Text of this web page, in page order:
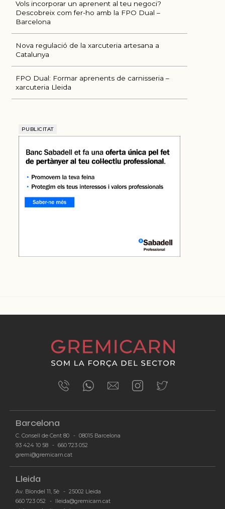
Vols incorporar un aprenent al teu negoci?
Descobreix com fer-ho amb la FPO Dual –
Barcelona
Nova regulació de la xarcuteria artesana a
Catalunya
FPO Dual: Formar aprenents de carnisseria –
xarcuteria Lleida
PUBLICITAT